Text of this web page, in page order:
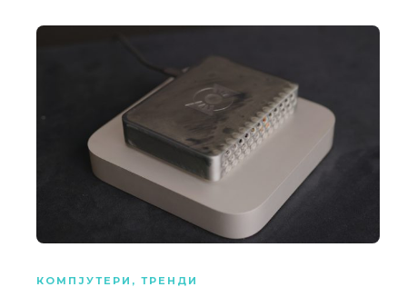
КОМПЈУТЕРИ , ТРЕНДИ